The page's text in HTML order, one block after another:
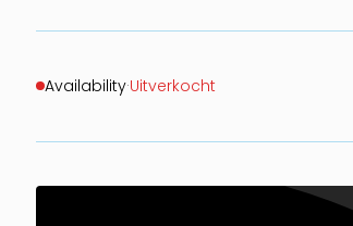
Availability·Uitverkocht